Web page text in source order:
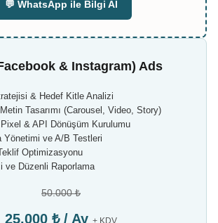
💬 WhatsApp ile Bilgi Al
& Instagram) Ads
& Hedef Kitle Analizi
Tasarımı (Carousel, Video, Story)
& API Dönüşüm Kurulumu
ve A/B Testleri
Optimizasyonu
Düzenli Raporlama
50.000 ₺
25.000 ₺ / Ay + KDV